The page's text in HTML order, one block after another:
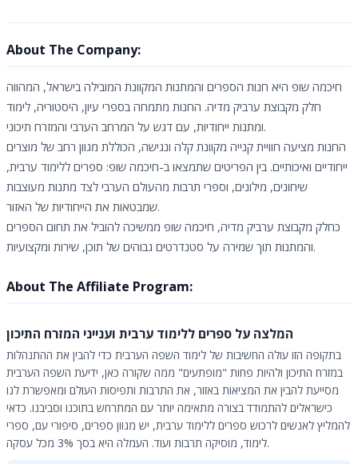
About The Company:
חיכמה שופ היא חנות הספרים והמתנות המקוונת המובילה בישראל, המהווה
חלק מקבוצת ערביק מדיה. החנות מתמחה בספרי עיון, היסטוריה, לימוד
ומתנות ייחודיות, עם דגש על המרחב הערבי והמזרח תיכוני.
החנות מציעה חוויית קנייה מקוונת קלה ונגישה, הכוללת מגוון רחב של מוצרים
ייחודיים ואיכותיים. בין הפריטים שתמצאו ב-חיכמה שופ: ספרים ללימוד ערבית,
שיחונים, מילונים, וספרי תרבות מהעולם הערבי לצד מתנות מעוצבות
שמבטאות את הייחודיות של האזור.
כחלק מקבוצת ערביק מדיה, חיכמה שופ ממשיכה להוביל את תחום הספרים
והמתנות תוך שמירה על סטנדרטים גבוהים של תוכן, שירות ומקצועיות.
About The Affiliate Program:
המלצה על ספרים ללימוד ערבית וענייני המזרח התיכון
בתקופה הזו עולה החשיבות של לימוד השפה הערבית כדי להבין את ההתנהלות
במזרח התיכון ולהיות פחות "מופתעים" ממה שקורה כאן, ידיעת השפה הערבית
מסייעת להבין את המציאות באזור, את התרבות ותפיסות העולם ומאפשרת לנו
כישראלים להתמודד בצורה מתאימה יותר עם המתרחש בתוכנו וסביבנו. כדאי
להמליץ לאנשים לרכוש ספרים ללימוד ערבית, יש מגוון ספרים, סיפורי עם, ספרי
לימוד, מוסיקה תרבות ועוד. העמלה היא בסך 3% מכל עסקה.